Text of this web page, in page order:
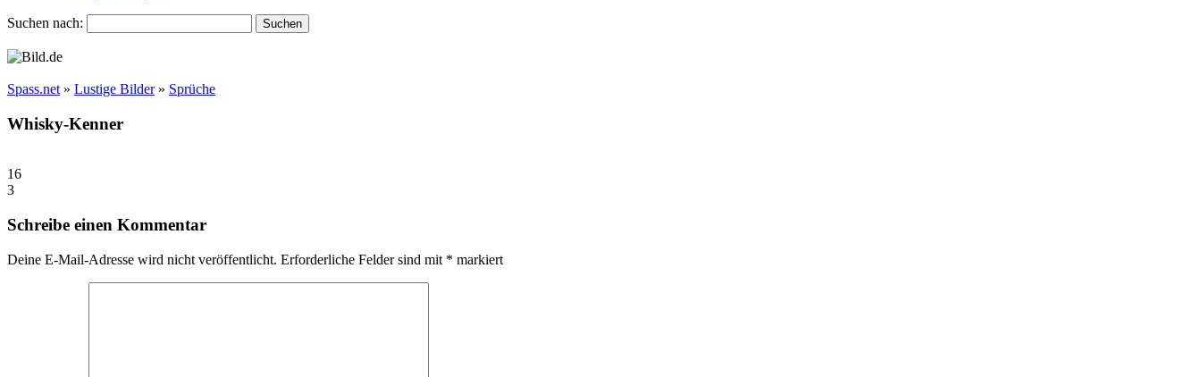
Suchen nach:
Spass.net » Lustige Bilder» Sprüche
Whisky-Kenner
16
3
Schreibe einen Kommentar
Deine E-Mail-Adresse wird nicht veröffentlicht. Erforderliche Felder sind mit * markiert